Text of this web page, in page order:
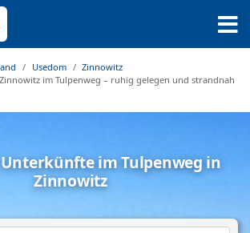
Usedom
Zinnowitz
im Tulpenweg – ruhig gelegen und strandnah
Unterkünfte im Tulpenweg in
Zinnowitz